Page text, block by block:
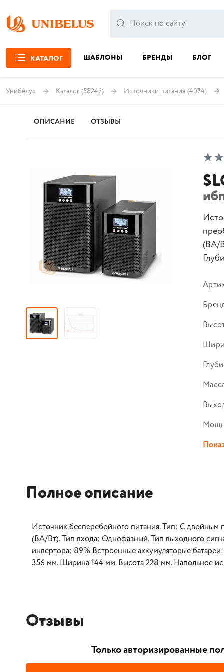
КАТАЛОГ ШАБЛОНЫ БРЕНДЫ БЛОГ
Унибелус Каталог (58242) Источники питания (4074)
ОПИСАНИЕ ОТЗЫВЫ
(ВА/
Полное описание
Источник бесперебойного питания. Тип: С
(ВА/Вт). Тип входа: Однофазный. Тип выходного
инвертора: 89% Встроенные аккумуляторые
356 мм. Ширина 144 мм. Высота 228 мм. Напольное
Отзывы
Только авторизированные